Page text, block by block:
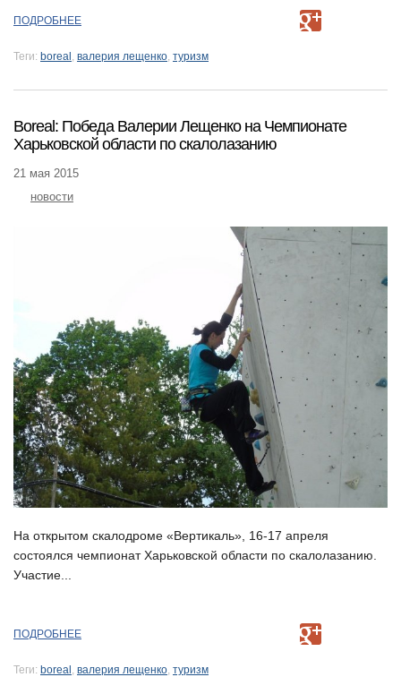
ПОДРОБНЕЕ
Теги: boreal , валерия лещенко, туризм
Boreal: Победа Валерии Лещенко на Чемпионате
Харьковской области по скалолазанию
21 мая 2015
новости
На открытом скалодроме «Вертикаль», 16-17 апреля
состоялся чемпионат Харьковской области по скалолазанию.
Участие...
ПОДРОБНЕЕ
Теги: boreal валерия лещенко туризм